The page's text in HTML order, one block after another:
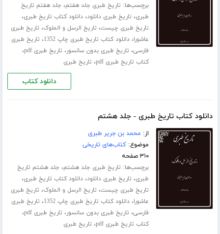
برچسب‌ها: تاریخ طبری جلد هفتم، جلد هفتم تاریخ
طبری، تاریخ طبری دانلود،دانلود کتاب تاریخ طبری،
تاریخ طبری چیست، تاریخ الرسل و الملوک، تاریخ طبری
عاشورا،دانلود کتاب تاریخ طبری چاپ 1352 ، تاریخ طبری
فارسی، تاریخ طبری بدون سانسور، تاریخ طبری pdf ،
کتاب تاریخ طبری pdf ، تاریخ طبری
دانلود کتاب
دانلود کتاب تاریخ طبری - جلد هشتم
از: محمد بن جریر طبری
موضوع:کتاب‌های تاریخی
۳۱۰ صفحه
برچسب‌ها: تاریخ طبری جلد هشتم، جلد هشتم تاریخ
طبری، تاریخ طبری دانلود،دانلود کتاب تاریخ طبری،
تاریخ طبری چیست، تاریخ الرسل و الملوک، تاریخ طبری
عاشورا،دانلود کتاب تاریخ طبری چاپ 1352 ، تاریخ طبری
فارسی، تاریخ طبری بدون سانسور، تاریخ طبری pdf ،
کتاب تاریخ طبری pdf ، تاریخ طبری